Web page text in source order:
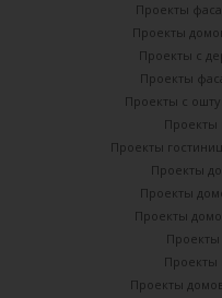
Проекты
Проекты
Проекты с
Проекты
Проекты с
Проекты
Проекты
Проекты
Проекты
Проекты
Проекты
Проекты